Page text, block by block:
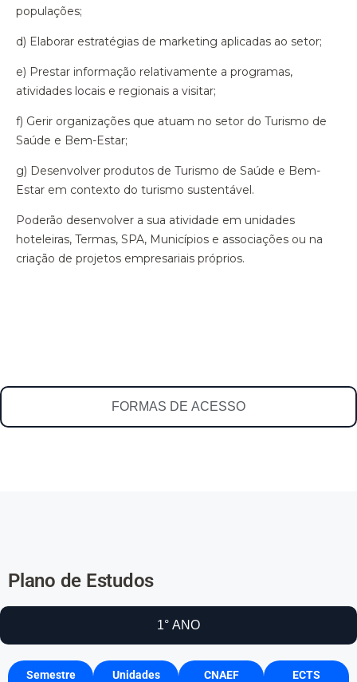
FORMAS DE ACESSO
populações;
d) Elaborar estratégias de marketing aplicadas ao setor;
e) Prestar informação relativamente a programas,
atividades locais e regionais a visitar;
f) Gerir organizações que atuam no setor do Turismo de
Saúde e Bem-Estar;
g) Desenvolver produtos de Turismo de Saúde e Bem-
Estar em contexto do turismo sustentável.
Poderão desenvolver a sua atividade em unidades
hoteleiras, Termas, SPA, Municípios e associações ou na
criação de projetos empresariais próprios.
Plano de Estudos
1° ANO
Semestre
Unidades
CNAEF ECTS